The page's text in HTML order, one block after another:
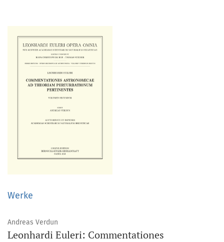
Werke
Andreas Verdun
Leonhardi Euleri: Commentationes